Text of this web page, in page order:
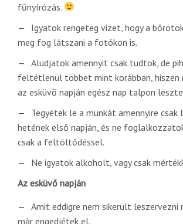
fűnyírózás.
Igyatok rengeteg vizet, hogy a
meg fog látszani a fotókon is.
Aludjatok amennyit csak tudtok, de
feltétlenül többet mint korábban, hiszen
az esküvő napján egész nap talpon
Tegyétek le a munkát amennyire csak
hetének első napján, és ne
csak a feltöltődéssel.
Ne igyatok alkoholt, vagy csak
Az esküvő napján
Amit eddigre nem sikerült leszervezni
már engedjétek el.